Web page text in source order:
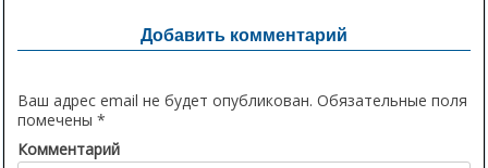
Добавить комментарий
Ваш адрес email не будет опубликован. Обязательные поля
помечены *
Комментарий